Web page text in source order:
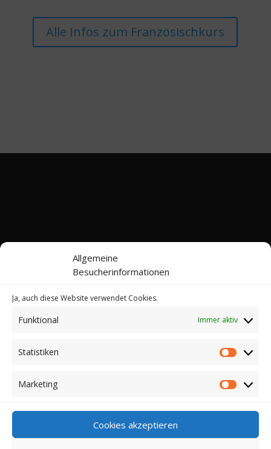
Allgemeine
Besucherinformationen
Ja, auch diese Website verwendet Cookies.
Funktional Immer aktiv
Statistiken
Marketing
Cookies akzeptieren
Alle Infos zum Französischkurs
Kontakt
Datenschutz
*Werbehinweis: Bei dieser Website handelt es sich
Kaufverträge über die dargestellten Artikel abschließen.
Für einen Kauf klicken auf die jeweiligen Links. Dann
werden Sie zu den entsprechenden Webseiten der